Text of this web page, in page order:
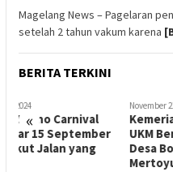
Magelang News – Pagelaran
setelah 2 tahun vakum karena
BERITA TERKINI
«
November 21, 2022
Kemeriahan Pesta Rakyat
UKM Berjaya yang Digelar
Desa Bondowoso